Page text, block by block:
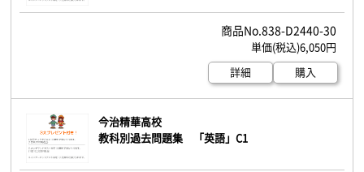
838-D2440-30
6,050円
詳細
購入
今治精華高校
教科別過去問題集 「英語」C1